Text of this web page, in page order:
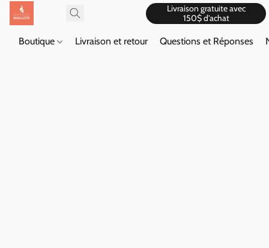
Livraison gratuite avec
150$ d'achat
Boutique Livraison et retour Questions et Réponses